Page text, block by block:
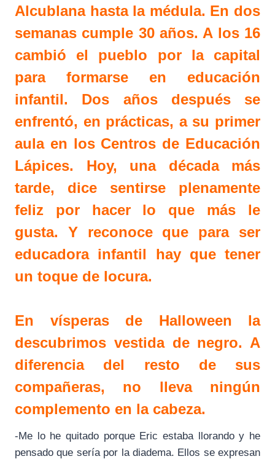
Alcublana hasta la médula. En dos
semanas cumple 30 años. A los 16
cambió el pueblo por la capital
para formarse en educación
infantil. Dos años después se
enfrentó, en prácticas, a su primer
aula en los Centros de Educación
Lápices. Hoy, una década más
tarde, dice sentirse plenamente
feliz por hacer lo que más le
gusta. Y reconoce que para ser
educadora infantil hay que tener
un toque de locura.
En vísperas de Halloween la
descubrimos vestida de negro. A
diferencia del resto de sus
compañeras, no lleva ningún
complemento en la cabeza.
-Me lo he quitado porque Eric estaba llorando y he
pensado que sería por la diadema. Ellos se expresan